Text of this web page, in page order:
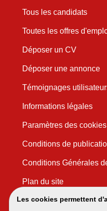
Les cookies permettent
Tous les candidats
Toutes les offres
Déposer un CV
Déposer une annonce
Témoignages
Informations légales
Paramètres des cookies
Conditions de
Conditions Générales
Plan du site